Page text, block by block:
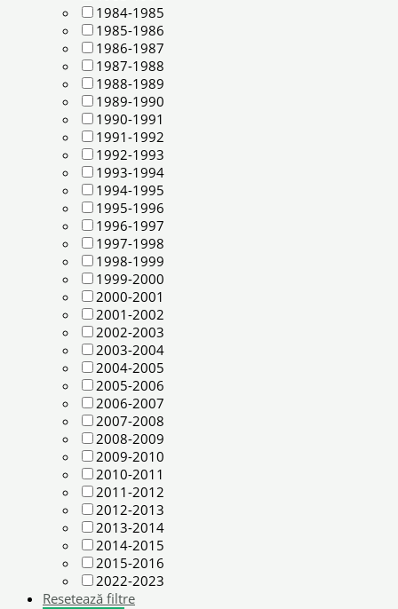
1984-1985
1985-1986
1986-1987
1987-1988
1988-1989
1989-1990
1990-1991
1991-1992
1992-1993
1993-1994
1994-1995
1995-1996
1996-1997
1997-1998
1998-1999
1999-2000
2000-2001
2001-2002
2002-2003
2003-2004
2004-2005
2005-2006
2006-2007
2007-2008
2008-2009
2009-2010
2010-2011
2011-2012
2012-2013
2013-2014
2014-2015
2015-2016
2022-2023
Resetează filtre